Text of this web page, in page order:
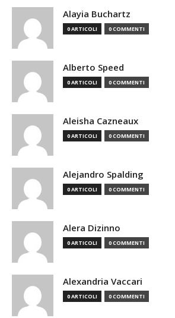
Alayia Buchartz
0 ARTICOLI 0 COMMENTI
Alberto Speed
0 ARTICOLI 0 COMMENTI
Aleisha Cazneaux
0 ARTICOLI 0 COMMENTI
Alejandro Spalding
0 ARTICOLI 0 COMMENTI
Alera Dizinno
0 ARTICOLI 0 COMMENTI
Alexandria Vaccari
0 ARTICOLI 0 COMMENTI